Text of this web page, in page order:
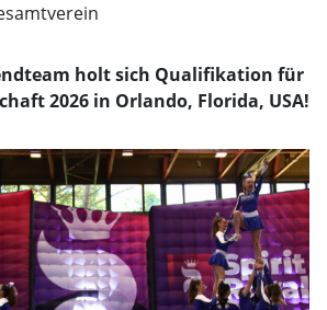
holt sich Qualifikation für
2026 in Orlando, Florida, USA!